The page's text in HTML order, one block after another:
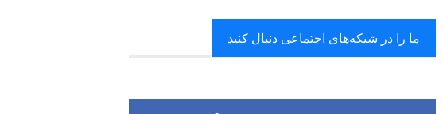
ما را در شبکه‌های اجتماعی دنبال کنید